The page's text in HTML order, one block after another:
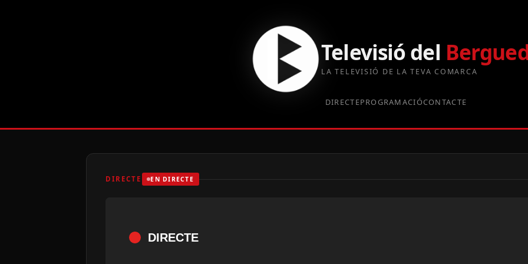
Televisió del
LA TELEVISIÓ DE LA TEVA COMARCA
DIRECTEPROGRAMACIÓCONTACTE
DIRECTE EN DIRECTE
DIRECTE